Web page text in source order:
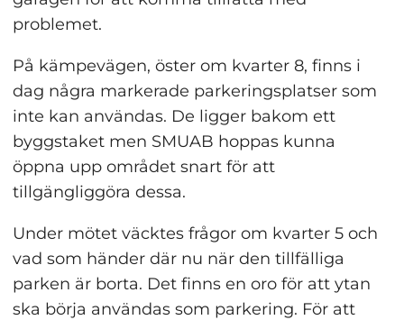
problemet.
På kämpevägen, öster om kvarter 8, finns i
dag några markerade parkeringsplatser som
inte kan användas. De ligger bakom ett
byggstaket men SMUAB hoppas kunna
öppna upp området snart för att
tillgängliggöra dessa.
Under mötet väcktes frågor om kvarter 5 och
vad som händer där nu när den tillfälliga
parken är borta. Det finns en oro för att ytan
ska börja användas som parkering. För att